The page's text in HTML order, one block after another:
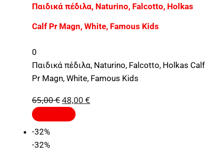
Παιδικά πέδιλα, Naturino, Falcotto, Holkas
Calf Pr Magn, White, Famous Kids
0
Παιδικά πέδιλα, Naturino, Falcotto, Holkas Calf
Pr Magn, White, Famous Kids
65,00€48,00 €
-32%
-32%